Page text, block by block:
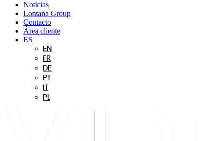
Noticias
Lontana Group
Contacto
Área cliente
ES
EN
FR
DE
PT
PL